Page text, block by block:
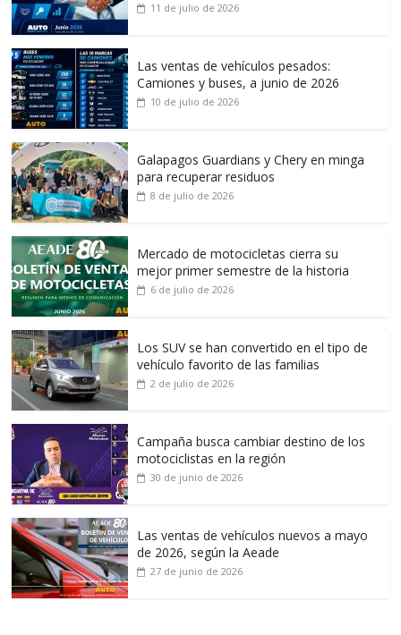
11 de julio de 2026
Las ventas de vehículos pesados:
Camiones y buses, a junio de 2026
10 de julio de 2026
Galapagos Guardians y Chery en minga
para recuperar residuos
8 de julio de 2026
Mercado de motocicletas cierra su
mejor primer semestre de la historia
6 de julio de 2026
Los SUV se han convertido en el tipo de
vehículo favorito de las familias
2 de julio de 2026
Campaña busca cambiar destino de los
motociclistas en la región
30 de junio de 2026
Las ventas de vehículos nuevos a mayo
de 2026, según la Aeade
27 de junio de 2026